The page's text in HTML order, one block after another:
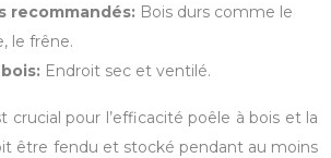
recommandés: Bois durs comme le
le frêne.
Endroit sec et ventilé.
crucial pour l’efficacité poêle à bois et la
être fendu et stocké pendant au moins